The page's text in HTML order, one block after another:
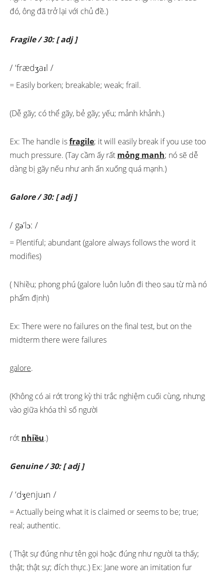
đó, ông đã trở lại với chủ đề.)
Fragile / 30: [ adj ]
/ ‘frædʒaɪl /
= Easily borken; breakable; weak; frail.
(Dễ gãy; có thể gãy, bẻ gãy; yếu; mảnh khảnh.)
Ex: The handle isfragile; it will easily break if you use too
much pressure. (Tay cầm ấy rất mỏng manh; nó sẽ dễ
dàng bị gãy nếu như anh ấn xuống quá mạnh.)
Galore / 30: [ adj ]
/ gə’lɔ: /
= Plentiful; abundant (galore always follows the word it
modifies)
( Nhiều; phong phú (galore luôn luôn đi theo sau từ mà nó
phẩm định)
Ex: There were no failures on the final test, but on the
midterm there were failures
galore.
(Không có ai rớt trong kỳ thi trắc nghiệm cuối cùng, nhưng
vào giữa khóa thì số người
rớt nhiều.)
Genuine / 30: [ adj ]
/ ‘dʒenjuɪn /
= Actually being what it is claimed or seems to be; true;
real; authentic.
( Thật sự đúng như tên gọi hoặc đúng như người ta thấy;
thật; thật sự; đích thực.) Ex: Jane wore an imitation fur